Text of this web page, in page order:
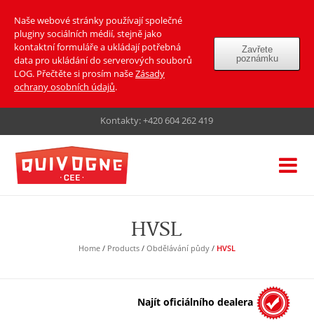
Naše webové stránky používají společné
pluginy sociálních médií, stejně jako
kontaktní formuláře a ukládají potřebná
data pro ukládání do serverových souborů
LOG. Přečtěte si prosím našeZásady
ochrany osobních údajů.
Zavřete
poznámku
Kontakty:+420 604 262 419
HVSL
Home/ Products/ Obdělávání půdy/ HVSL
Najít oficiálního dealera